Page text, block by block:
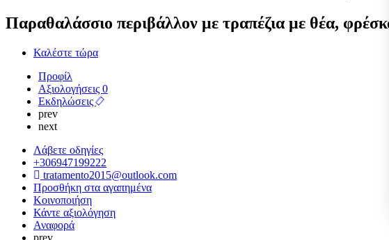
Παραθαλάσσιο περιβάλλον με τραπέζια με θέα,
Καλέστε τώρα
Προφίλ
Αξιολογήσεις 0
Εκδηλώσεις
prev
next
Λάβετε οδηγίες
+306947199222
tratamento2015@outlook.com
Προσθήκη στα αγαπημένα
Κοινοποιήση
Κάντε αξιολόγηση
Αναφορά
prev